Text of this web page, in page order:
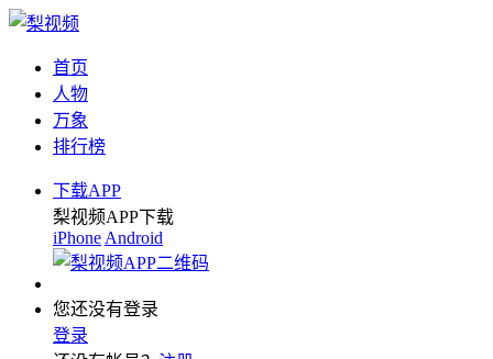
首页
人物
万象
排行榜
下载APP
梨视频APP下载
iPhone Android
您还没有登录
登录